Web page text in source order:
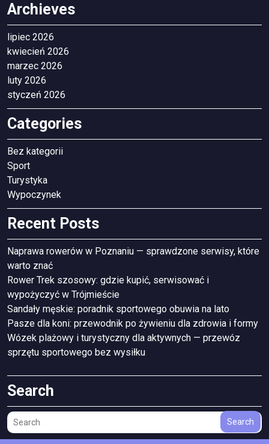
Archieves
lipiec 2026
kwiecień 2026
marzec 2026
luty 2026
styczeń 2026
Categories
Bez kategorii
Sport
Turystyka
Wypoczynek
Recent Posts
Naprawa rowerów w Poznaniu — sprawdzone serwisy, które
warto znać
Rower Trek szosowy: gdzie kupić, serwisować i
wypożyczyć w Trójmieście
Sandały męskie: poradnik sportowego obuwia na lato
Pasze dla koni: przewodnik po żywieniu dla zdrowia i formy
Wózek plażowy i turystyczny dla aktywnych — przewóz
sprzętu sportowego bez wysiłku
Search
Search